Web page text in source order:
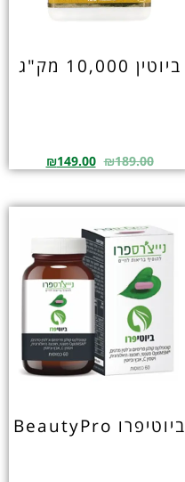
ביוטין 10,000 מק"ג
₪189.00
₪149.00
ביוטיפרו BeautyPro